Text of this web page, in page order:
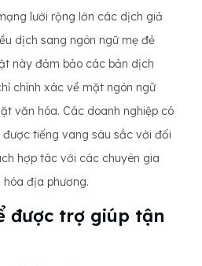
lưới rộng lớn các dịch giả
dịch sang ngôn ngữ mẹ đẻ
này đảm bảo các bản dịch
chính xác về mặt ngôn ngữ
văn hóa. Các doanh nghiệp có
tiếng vang sâu sắc với đối
hợp tác với các chuyên gia
địa phương.
được trợ giúp tận